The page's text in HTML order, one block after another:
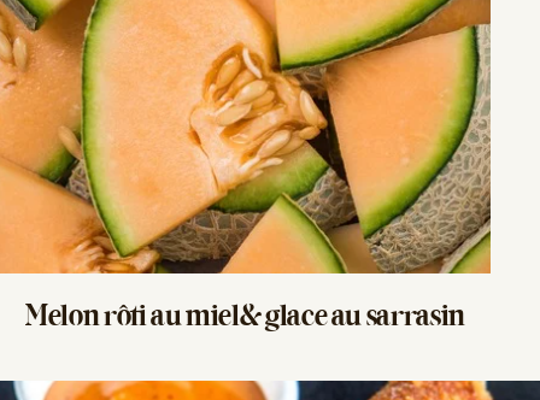
Melon rôti au miel& glace au sarrasin